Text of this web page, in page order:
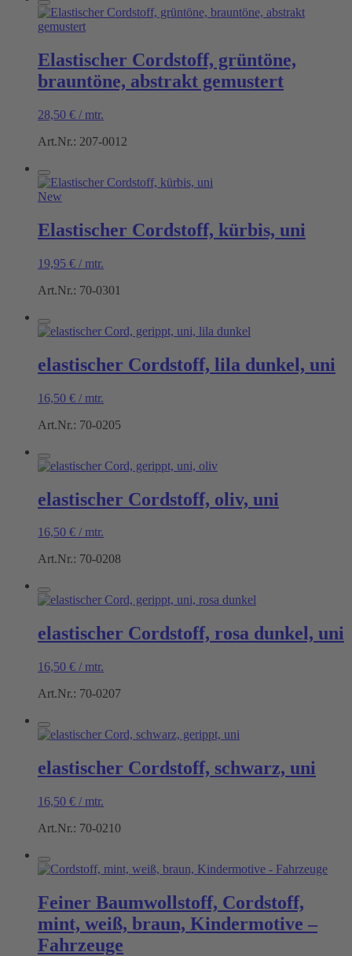
Elastischer Cordstoff, grüntöne,
brauntöne, abstrakt gemustert
28,50 € / mtr.
Art.Nr.: 207-0012
New
Elastischer Cordstoff, kürbis, uni
19,95 € / mtr.
Art.Nr.: 70-0301
elastischer Cordstoff, lila dunkel, uni
16,50 € / mtr.
Art.Nr.: 70-0205
elastischer Cordstoff, oliv, uni
16,50 € / mtr.
Art.Nr.: 70-0208
elastischer Cordstoff, rosa dunkel, uni
16,50 € / mtr.
Art.Nr.: 70-0207
elastischer Cordstoff, schwarz, uni
16,50 € / mtr.
Art.Nr.: 70-0210
Feiner Baumwollstoff, Cordstoff,
mint, weiß, braun, Kindermotive –
Fahrzeuge